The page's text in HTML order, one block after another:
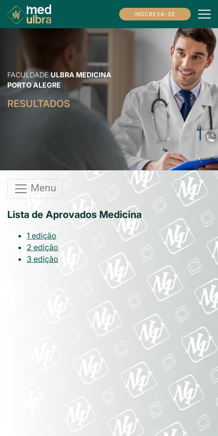
INSCREVA-SE
FACULDADE ULBRA MEDICINA
PORTO ALEGRE
RESULTADOS
Menu
Lista de Aprovados Medicina
1 edição
2 edição
3 edição